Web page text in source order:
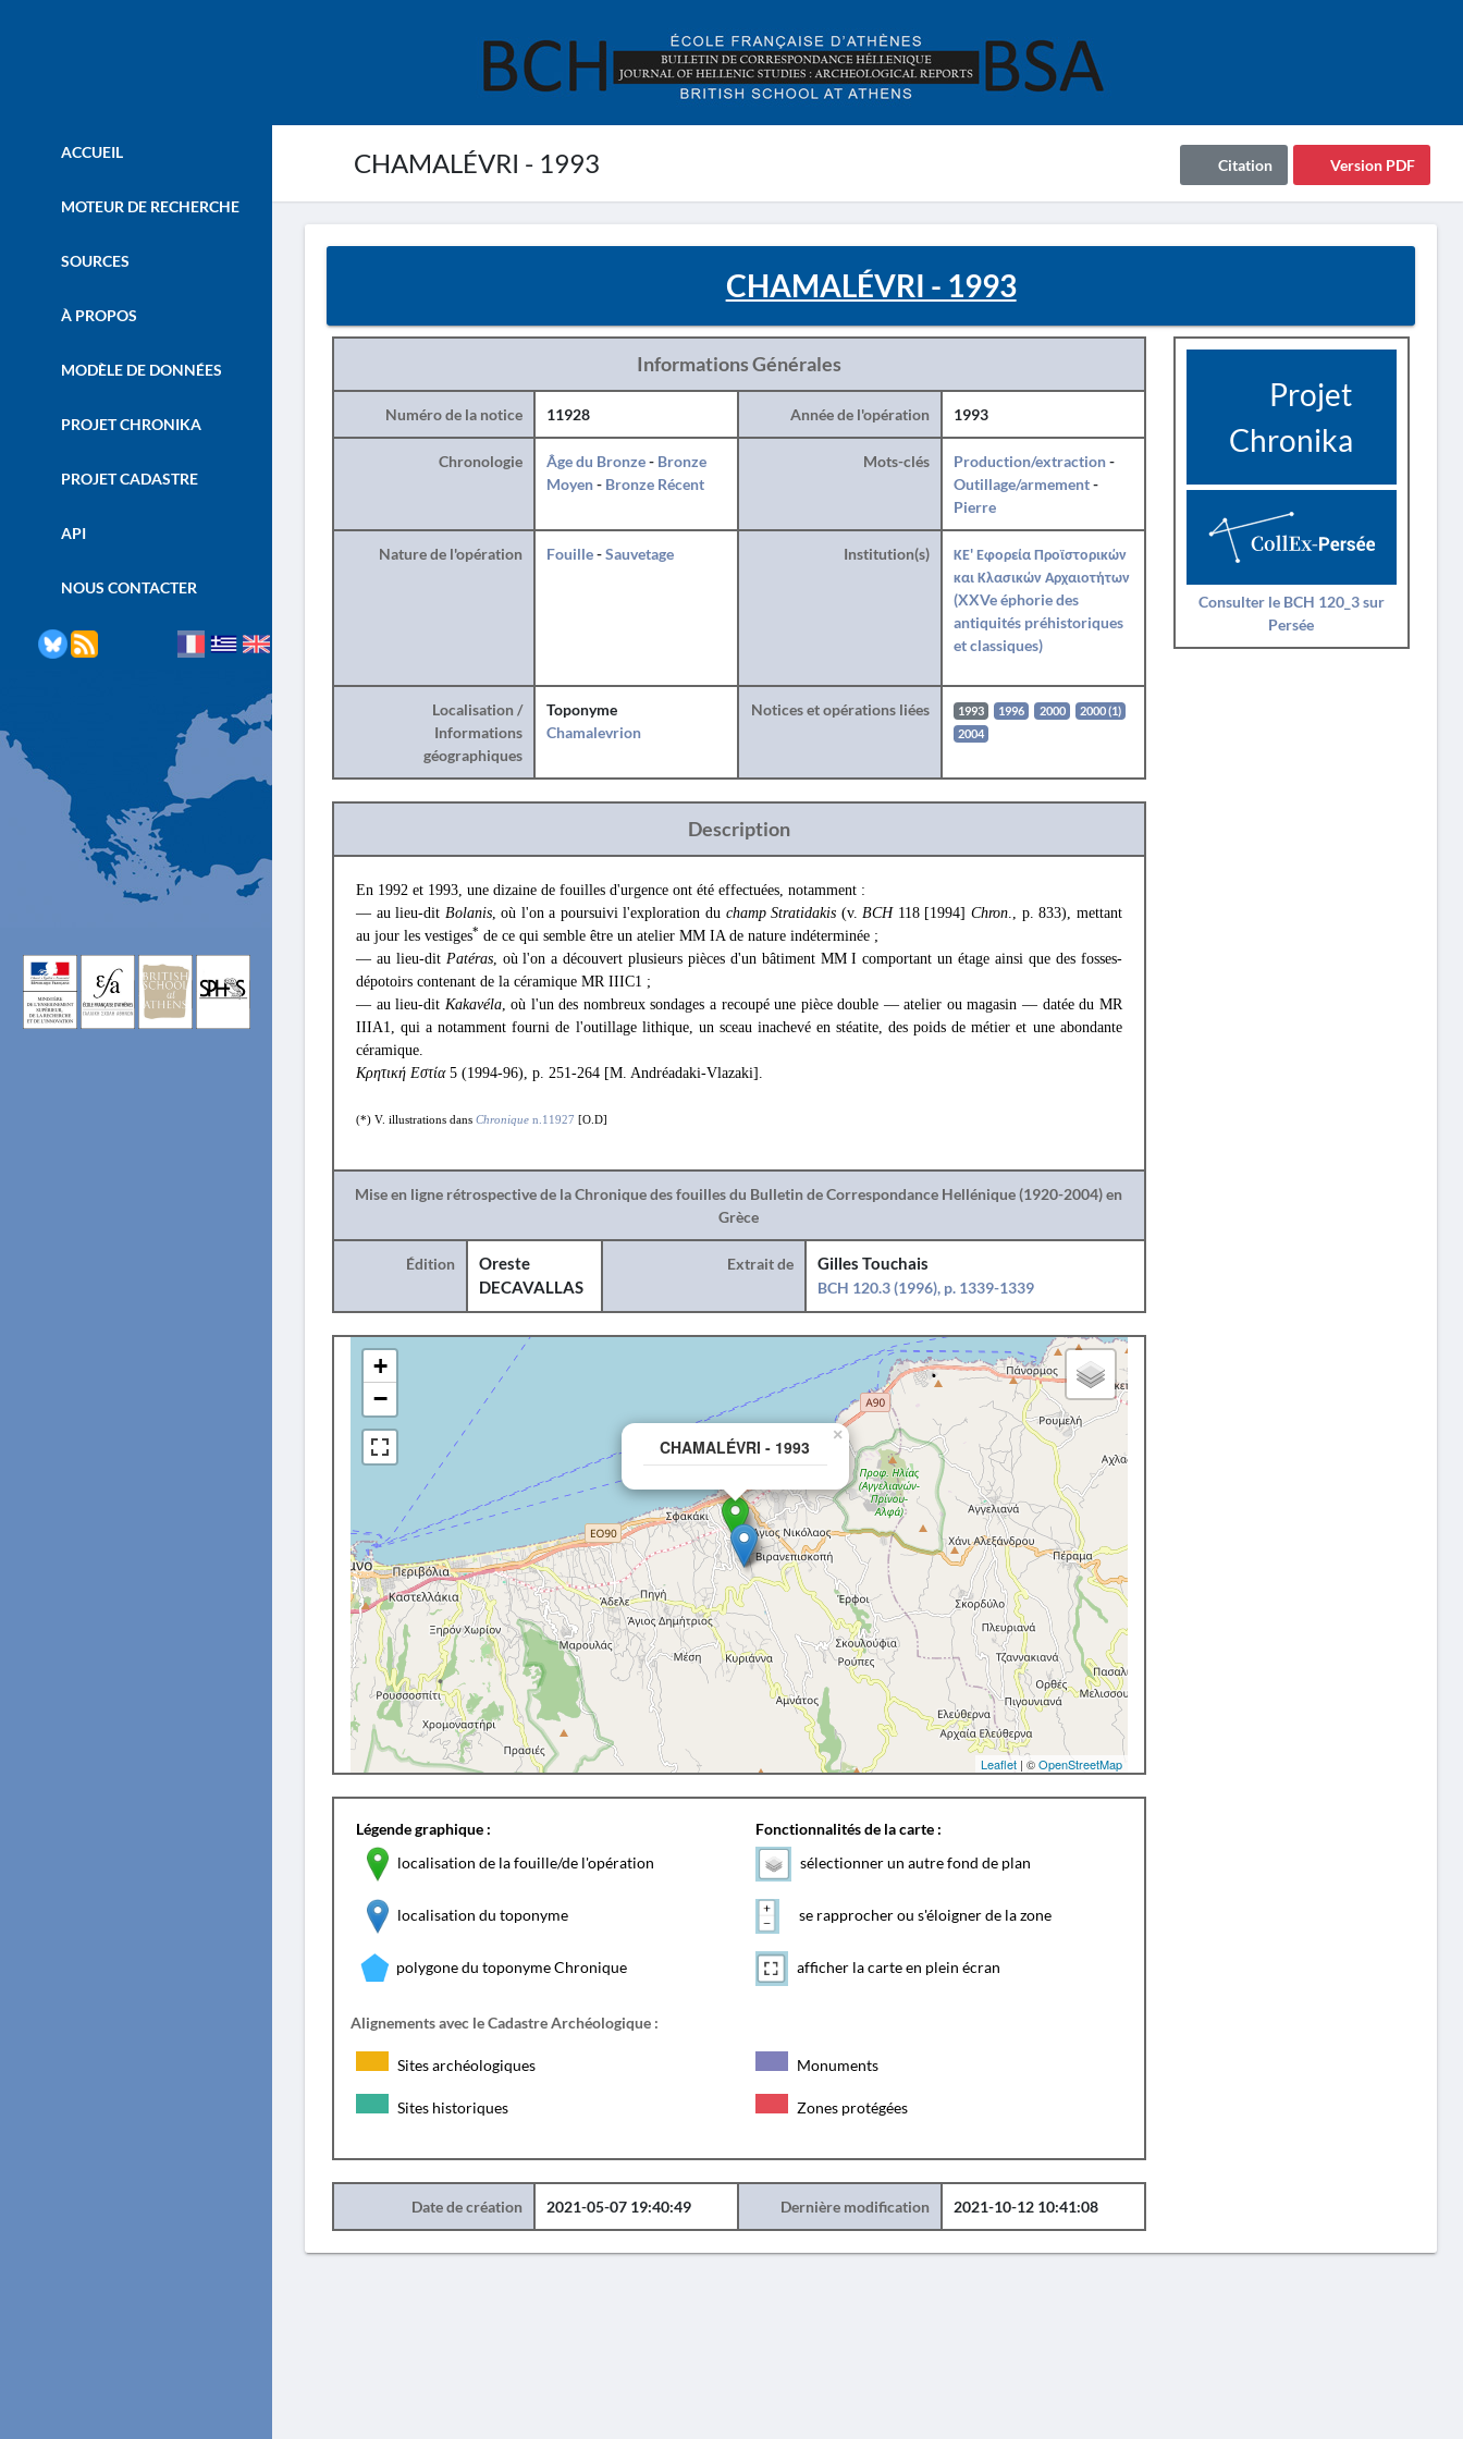
CHAMALÉVRI - 1993 Version PDF
Citation
ACCUEIL
MOTEUR DE RECHERCHE
SOURCES
À PROPOS
MODÈLE DE DONNÉES
PROJET CHRONIKA
PROJET CADASTRE
API
NOUS CONTACTER
CHAMALÉVRI - 1993
Informations Générales
Numéro de la notice 11928 Année de l'opération 1993
Chronologie Âge du Bronze- Bronze
Moyen- Bronze Récent
Mots-clés Production/extraction-
Outillage/armement-
Pierre
Nature de l'opération Fouille-Sauvetage Institution(s)
ΚΕ' Εφορεία Προϊστορικών
και Κλασικών Αρχαιοτήτων
(XXVe éphorie des
antiquités préhistoriques
et classiques)
Localisation /
Informations
géographiques
Toponyme
Chamalevrion
Notices et opérations liées 1993 1996 2000
2000 (1)
2004
Description
En 1992 et 1993, une dizaine de fouilles d'urgence ont été effectuées, notamment :
— au lieu-dit Bolanis, où l'on a poursuivi l'exploration du champ Stratidakis (v.BCH 118 [1994] Chron., p. 833), mettant
au jour les vestiges* de ce qui semble être un atelier MM IA de nature indéterminée ;
— au lieu-dit Patéras, où l'on a découvert plusieurs pièces d'un bâtiment MM I comportant un étage ainsi que des fosses-
dépotoirs contenant de la céramique MR IIIC1 ;
— au lieu-dit Kakavéla, où l'un des nombreux sondages a recoupé une pièce double — atelier ou magasin — datée du MR
IIIA1, qui a notamment fourni de l'outillage lithique, un sceau inachevé en stéatite, des poids de métier et une abondante
céramique.
Κρητική Εστία5 (1994-96), p. 251-264 [M. Andréadaki-Vlazaki].
(*) V. illustrations dans Chronique n.11927 [O.D]
Mise en ligne rétrospective de la Chronique des fouilles du Bulletin de Correspondance Hellénique (1920-2004) en
Grèce
Édition
Oreste
DECAVALLAS
Extrait de
Gilles Touchais
BCH 120.3 (1996), p. 1339-1339
CHAMALÉVRI - 1993
×
+
−
Leaflet| ©OpenStreetMap
Légende graphique :
localisation de la fouille/de l'opération
localisation du toponyme
polygone du toponyme Chronique
Fonctionnalités de la carte :
sélectionner un autre fond de plan
se rapprocher ou s'éloigner de la zone
afficher la carte en plein écran
Alignements avec le Cadastre Archéologique :
Sites archéologiques Monuments
Sites historiques Zones protégées
Date de création 2021-05-07 19:40:49 Dernière modification 2021-10-12 10:41:08
Projet
Chronika
Consulter le BCH 120_3 sur
Persée